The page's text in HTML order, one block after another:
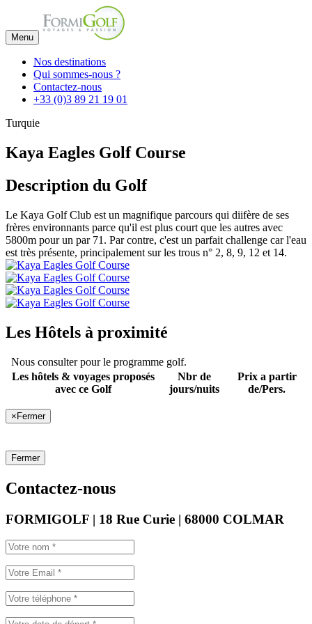
Menu
Nos destinations
Qui sommes-nous ?
Contactez-nous
+33 (0)3 89 21 19 01
Turquie
Kaya Eagles Golf Course
Description du Golf
Le Kaya Golf Club est un magnifique parcours qui diifère de ses
frères environnants parce qu'il est plus court que les autres avec
5800m pour un par 71. Par contre, c'est un parfait challenge car l'eau
est très présente, principalement sur les trous n° 2, 8, 9, 12 et 14.
Les Hôtels à proximité
Nous consulter pour le programme golf.
Les hôtels & voyages proposés
avec ce Golf
Nbr de
jours/nuits
Prix a partir
de/Pers.
×Fermer
Fermer
Contactez-nous
FORMIGOLF | 18 Rue Curie | 68000 COLMAR